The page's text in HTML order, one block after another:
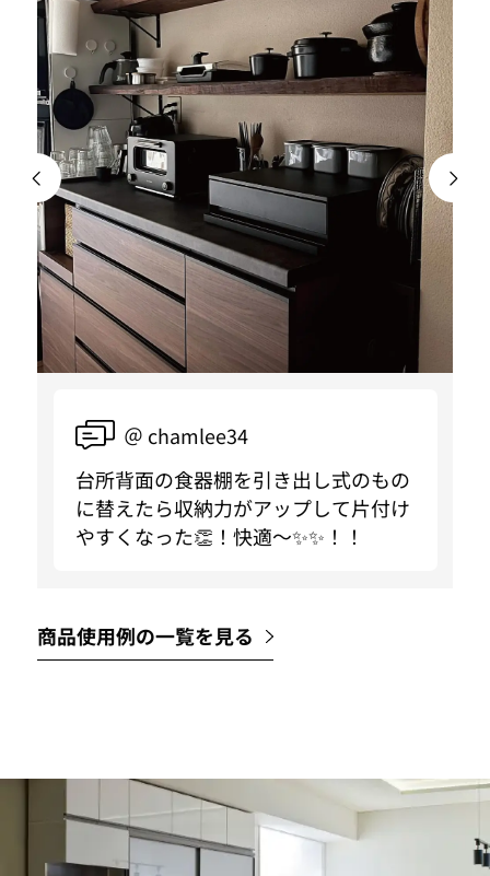
＠ chamlee34
台所背面の食器棚を引き出し式のもの
に替えたら収納力がアップして片付け
やすくなった👏！快適〜✨✨！！
商品使用例の一覧を見る